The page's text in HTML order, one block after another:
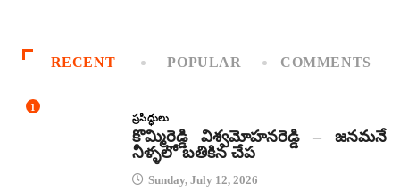
RECENT POPULAR COMMENTS
1
ప్రసిద్ధులు
కొమ్మిరెడ్డి విశ్వమోహనరెడ్డి – జనమనే
నీళ్ళలో బతికిన చేప
Sunday, July 12, 2026